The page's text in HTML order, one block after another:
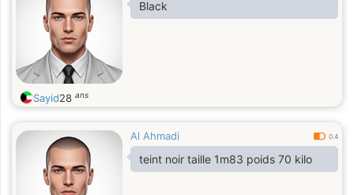
Black
Sayid28 ans
Al Ahmadi 0.4
teint noir taille 1m83 poids 70 kilo